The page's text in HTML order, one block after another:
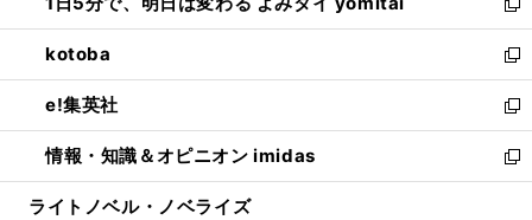
開
く
ド
ウ
で
開
く
ィ
ン
ド
ウ
で
開
く
い
ウ
ィ
ン
ド
ウ
で
開
新
し
い
ウ
ィ
ン
ド
ウ
kotoba
新
し
い
ウ
ィ
ン
e!集英社
新
し
い
ウ
情報・知識＆オピニオン imidas
新
し
ライトノベル・ノベライズ